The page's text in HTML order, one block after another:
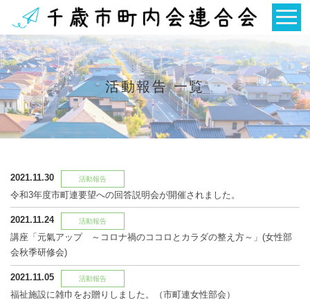
活動報告 一覧
2021.11.30 活動報告
令和3年度市町連要望への回答説明会が開催されました。
2021.11.24 活動報告
講座「元氣アップ ～コロナ禍のココロとカラダの整え方～」(女性部
会秋季研修会)
2021.11.05 活動報告
福祉施設に雑巾をお贈りしました。（市町連女性部会）